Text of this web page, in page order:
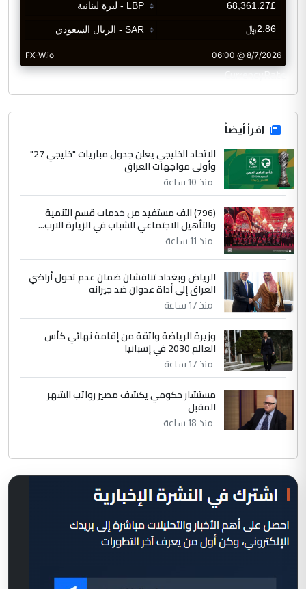
CurrencyRate
اقرأ أيضاً
الاتحاد الخليجي يعلن جدول مباريات "خليجي 27"
وأولى مواجهات العراق
منذ 10 ساعة
(796) الف مستفيد من خدمات قسم التنمية
والتأهيل الاجتماعي للشباب في الزيارة الارب...
منذ 11 ساعة
الرياض وبغداد تناقشان ضمان عدم تحول أراضي
العراق إلى أداة عدوان ضد جيرانه
منذ 17 ساعة
وزيرة الرياضة واثقة من إقامة نهائي كأس
العالم 2030 في إسبانيا
منذ 17 ساعة
مستشار حكومي يكشف مصير رواتب الشهر
المقبل
منذ 18 ساعة